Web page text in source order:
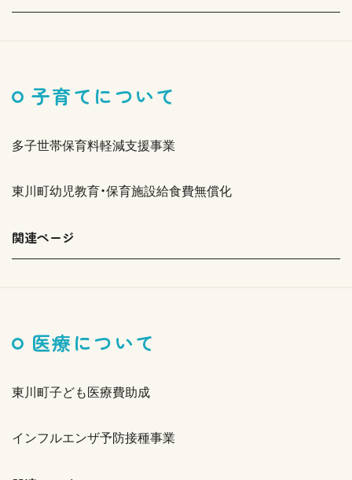
子育てについて
多子世帯保育料軽減支援事業
東川町幼児教育・保育施設給食費無償化
関連ページ
医療について
東川町子ども医療費助成
インフルエンザ予防接種事業